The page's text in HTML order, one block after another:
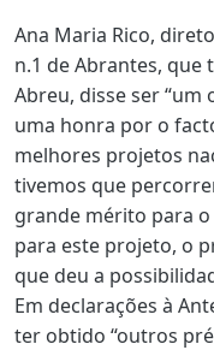
Ana Maria Rico,
n.1 de Abrantes, que
Abreu, disse ser
uma honra por o
melhores projetos
tivemos que
grande mérito para
para este projeto, o
que deu a
Em declarações à
ter obtido “outros